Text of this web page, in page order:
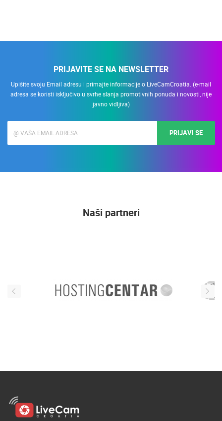
PRIJAVITE SE NA NEWSLETTER
Upišite svoju Email adresu i primajte informacije o LiveCamCroatia. (e-mail
adresa se koristi isključivo u svrhe slanja promotivnih ponuda i novosti, nije
javno vidljiva)
PRIJAVI SE
Naši partneri